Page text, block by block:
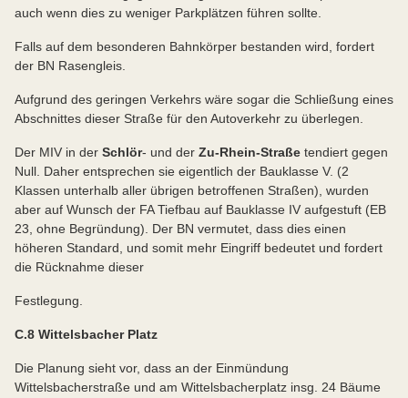
auch wenn dies zu weniger Parkplätzen führen sollte.
Falls auf dem besonderen Bahnkörper bestanden wird, fordert
der BN Rasengleis.
Aufgrund des geringen Verkehrs wäre sogar die Schließung eines
Abschnittes dieser Straße für den Autoverkehr zu überlegen.
Der MIV in der Schlör- und der Zu-Rhein-Straße tendiert gegen
Null. Daher entsprechen sie eigentlich der Bauklasse V. (2
Klassen unterhalb aller übrigen betroffenen Straßen), wurden
aber auf Wunsch der FA Tiefbau auf Bauklasse IV aufgestuft (EB
23, ohne Begründung). Der BN vermutet, dass dies einen
höheren Standard, und somit mehr Eingriff bedeutet und fordert
die Rücknahme dieser
Festlegung.
C.8 Wittelsbacher Platz
Die Planung sieht vor, dass an der Einmündung
Wittelsbacherstraße und am Wittelsbacherplatz insg. 24 Bäume